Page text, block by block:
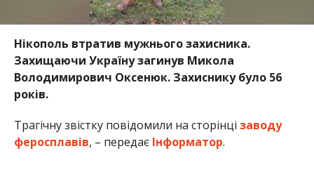
Нікополь втратив мужнього захисника.
Захищаючи Україну загинув Микола
Володимирович Оксенюк. Захиснику було 56
років.
Трагічну звістку повідомили на сторінці заводу
феросплавів, – передає Інформатор.